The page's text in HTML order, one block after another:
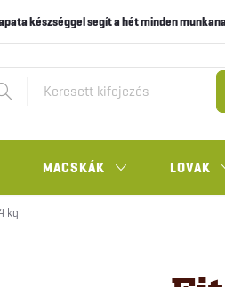
készséggel segít a hét minden
MACSKÁK LOVAK
kg